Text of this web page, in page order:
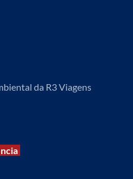
da R3 Viagens